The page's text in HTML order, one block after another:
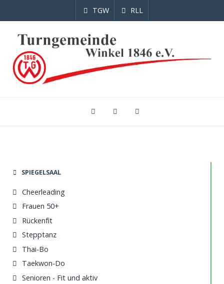
TGW RLL
SPIEGELSAAL
Cheerleading
Frauen 50+
Rückenfit
Stepptanz
Thai-Bo
Taekwon-Do
Senioren - Fit und aktiv